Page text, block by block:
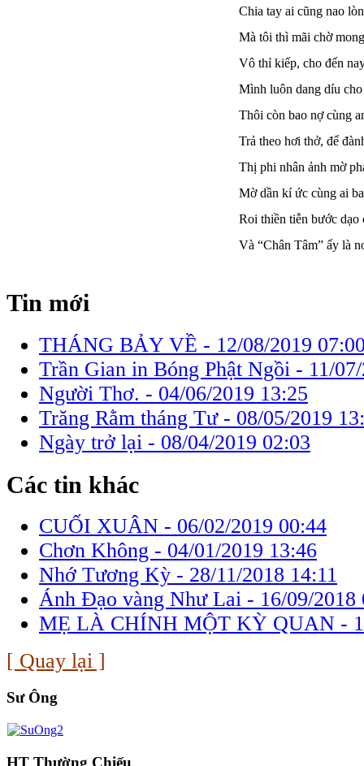
Chia tay ai cũng nao
Mà tôi thì mãi chờ
Vô thỉ kiếp, cho đến
Mình luôn dang díu
Thôi còn bao nợ cùng
Trả theo hơi thở, để
Thị phi nhân ảnh mờ
Mờ dần kí ức cùng ai
Roi thiền tiễn bước dạo
Và “Chân Tâm” ấy là
Tin mới
THÁNG BẢY VỀ - 12/08/2019
Trần Gian in Bóng Phật Ngồi - 11/
Người Thơ. - 04/06/2019 13:25
Trăng Rằm tháng Tư - 08/05/2019
Ngày trở lại - 08/04/2019 02:03
Các tin khác
CUỐI XUÂN - 06/02/2019 00:44
Chơn Không - 04/01/2019 13:46
Nhớ Tương Kỳ - 28/11/2018 14:11
Ánh Đạo vàng Như Lai - 16/09/2018
MẸ LÀ CHÍNH MỘT KỲ QUAN -
[ Quay lại ]
Sư Ông
HT Thường Chiếu